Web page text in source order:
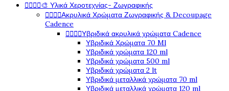
   🎨 Υλικά Χεροτεχνίας- Ζωγραφικής
   Ακρυλικά Χρώματα Ζωγραφικής & Decoupage
Cadence
   Υβριδικά ακρυλικά χρώματα Cadence
Υβριδικά Χρώματα 70 Ml
Υβριδικά χρώματα 120 ml
Υβριδικά χρώματα 500 ml
Υβριδικά χρώματα 2 lt
Υβριδικά μεταλλικά χρώματα 70 ml
Υβριδικά μεταλλικά χρώματα 120 ml